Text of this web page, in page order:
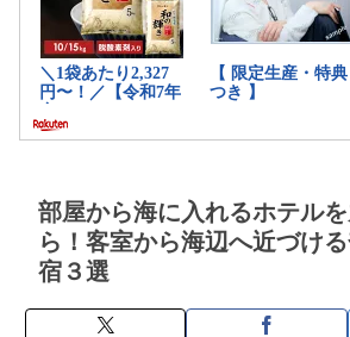
部屋から海に入れるホテル
ら！客室から海辺へ近づけ
宿３選